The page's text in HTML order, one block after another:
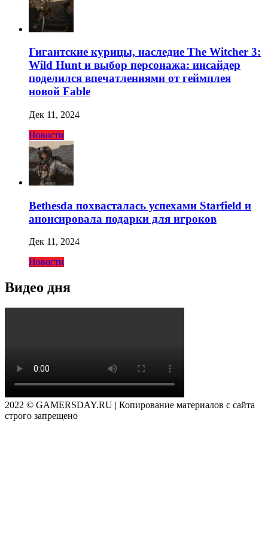
Гигантские курицы, наследие The Witcher 3:
Wild Hunt и выбор персонажа: инсайдер
поделился впечатлениями от геймплея
новой Fable
Дек 11, 2024
Новости
Bethesda похвасталась успехами Starfield и
анонсировала подарки для игроков
Дек 11, 2024
Новости
Видео дня
2022 © GAMERSDAY.RU | Копирование материалов с сайта
строго запрещено